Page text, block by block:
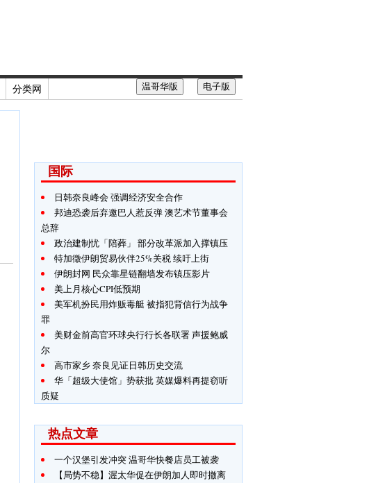
分类网 电子版
温哥华版
国际
日韩奈良峰会 强调经济安全合作
邦迪恐袭后弃邀巴人惹反弹 澳艺术节董事会
总辞
政治建制忧「陪葬」 部分改革派加入撑镇压
特加徵伊朗贸易伙伴25%关税 续吁上街
伊朗封网 民众靠星链翻墙发布镇压影片
美上月核心CPI低预期
美军机扮民用炸贩毒艇 被指犯背信行为战争
罪
美财金前高官环球央行行长各联署 声援鲍威
尔
高市家乡 奈良见证日韩历史交流
华「超级大使馆」势获批 英媒爆料再提窃听
质疑
热点文章
一个汉堡引发冲突 温哥华快餐店员工被袭
【局势不稳】渥太华促在伊朗加人即时撤离